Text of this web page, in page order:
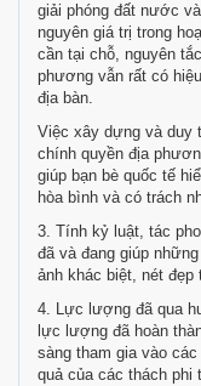
giải phóng đất nước
nguyên giá trị trong
cần tại chỗ, nguyên
phương vẫn rất có
địa bàn.
Việc xây dựng và duy
chính quyền địa
giúp bạn bè quốc tế
hòa bình và có trách
3. Tính kỷ luật, tác
đã và đang giúp
ảnh khác biệt, nét
4. Lực lượng đã qua
lực lượng đã hoàn
sàng tham gia vào
quả của các thách phi